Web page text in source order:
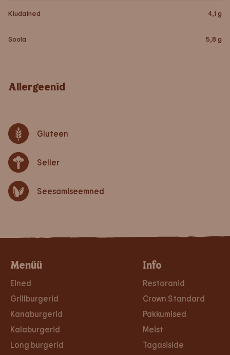
Kiudained 4,1 g
Soola 5,8 g
Allergeenid
Gluteen
Seller
Seesamiseemned
Menüü
Eined
Grillburgerid
Kanaburgerid
Kalaburgerid
Long burgerid
Info
Restoranid
Crown Standard
Pakkumised
Meist
Tagasiside